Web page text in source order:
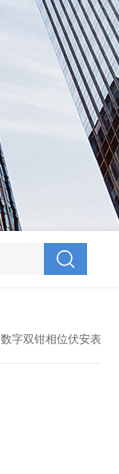
UHV-646 全自动水溶
数字双钳相位伏安表